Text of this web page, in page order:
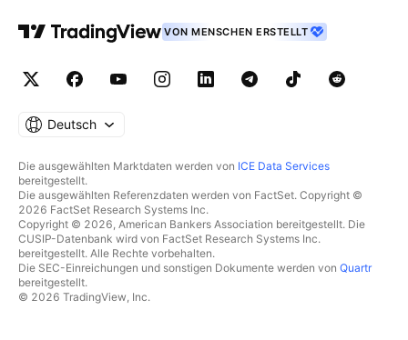
VON MENSCHEN ERSTELLT
Deutsch
Die ausgewählten Marktdaten werden von ICE Data Services
bereitgestellt.
Die ausgewählten Referenzdaten werden von FactSet. Copyright ©
2026 FactSet Research Systems Inc.
Copyright © 2026, American Bankers Association bereitgestellt. Die
CUSIP-Datenbank wird von FactSet Research Systems Inc.
bereitgestellt. Alle Rechte vorbehalten.
Die SEC-Einreichungen und sonstigen Dokumente werden von Quartr
bereitgestellt.
© 2026 TradingView, Inc.